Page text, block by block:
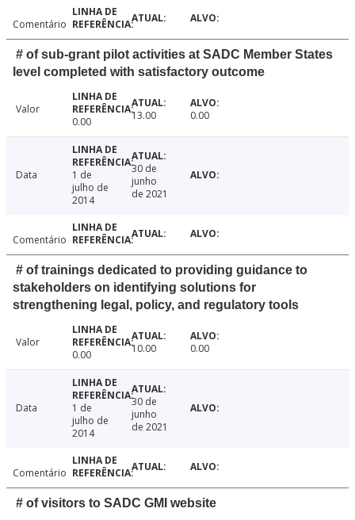
Comentário
# of sub-grant pilot activities at SADC Member States
level completed with satisfactory outcome
Valor
0.00
13.00 0.00
Data
1 de
julho de
2014
30 de
junho
de 2021
Comentário
# of trainings dedicated to providing guidance to
stakeholders on identifying solutions for
strengthening legal, policy, and regulatory tools
Valor
0.00
10.00 0.00
Data
1 de
julho de
2014
30 de
junho
de 2021
Comentário
# of visitors to SADC GMI website